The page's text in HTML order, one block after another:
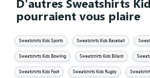
pourraient vous plaire
Sweatshirts Kids Sports Sweatshirts Kids Baseball
Sweatshirts Kids Bowling Sweatshirts Kids Billard
Sweatshirts Kids Foot Sweatshirts Kids Rugby